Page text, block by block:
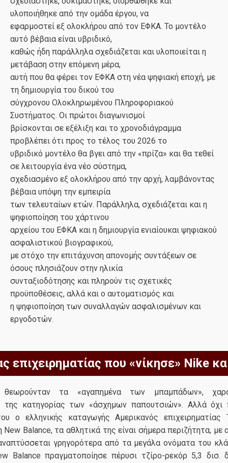
υλοποιήθηκε από την ομάδα έργου, να
εφαρμοστεί εξ ολοκλήρου από τον ΕΦΚΑ. Το μοντέλο
αυτό βέβαια είναι υβριδικό,
καθώς ήδη παράλληλα σχεδιάζεται και υλοποιείται η
μετάβαση στην επόμενη μέρα,
αυτή που θα φέρει τον ΕΦΚΑ στη νέα ψηφιακή εποχή, με
τη δημιουργία του δικού του
σύγχρονου Ολοκληρωμένου Πληροφοριακού
Συστήματος. Οι πρώτοι διαγωνισμοί
βρίσκονται σε εξέλιξη και το χρονοδιάγραμμα
προβλέπει ότι προς το τέλος του 2026 το
υβριδικό μοντέλο θα βγει από την «πρίζα» και θα τεθεί
σε λειτουργία ένα νέο σύστημα,
σχεδιασμένο εξ ολοκλήρου από την αρχή, λαμβάνοντας
βέβαια υπόψη την εμπειρία
των τελευταίων ετών. Παράλληλα, σχεδιάζεται και η
ψηφιοποίηση του χάρτινου
αρχείου του ΕΦΚΑ και η δημιουργία ενιαίουκαι ψηφιακού
ασφαλιστικού βιογραφικού,
με στόχο την επιτάχυνση απονομής συντάξεων σε
όσους πλησιάζουν στην ηλικία
συνταξιοδότησης και πληρούν τις σχετικές
προϋποθέσεις, αλλά και ο αυτοματισμός και
η ψηφιοποίηση των συναλλαγών ασφαλισμένων και
εργοδοτών.
επιχειρηματίας που «νίκησε» Nike
θεωρούνταν τα «αγαπημένα των μπαμπάδων»,
κατηγορίας των «άσχημων παπουτσιών». Αλλά όχι
ο ελληνικής καταγωγής Αμερικανός επιχειρηματίας
New Balance, τα αθλητικά της είναι σήμερα περιζήτητα, με
γρηγορότερα από τα μεγάλα ονόματα του
Balance πραγματοποίησε πέρυσι τζίρο-ρεκόρ 5,3 δισ.